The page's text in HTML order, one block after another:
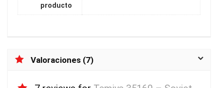
producto
Valoraciones (7)